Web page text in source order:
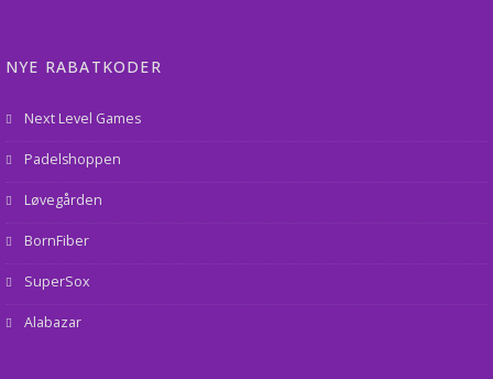
NYE RABATKODER
Next Level Games
Padelshoppen
Løvegården
BornFiber
SuperSox
Alabazar